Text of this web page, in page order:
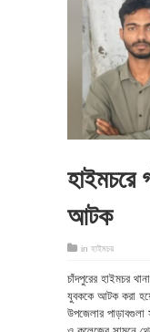
হাইমচরে
আটক
in হাইমচর
চাঁদপুরের হাইমচর
যুবককে আটক করা
উপজেলার পাড়াবগুলা